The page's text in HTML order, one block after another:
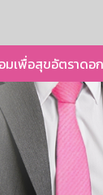
มเพื่อสุขอัตราดอ